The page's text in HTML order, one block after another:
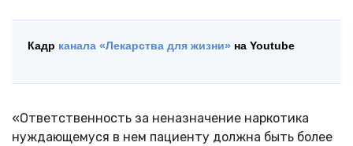
Кадр канала «Лекарства для жизни» на Youtube
«Ответственность за неназначение наркотика
нуждающемуся в нем пациенту должна быть более